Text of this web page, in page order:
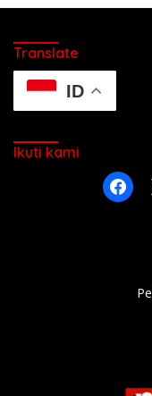
Translate
ID
Ikuti kami